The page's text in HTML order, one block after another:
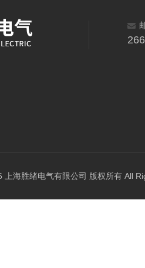
上海胜绪电气有限公司 版权所有 All